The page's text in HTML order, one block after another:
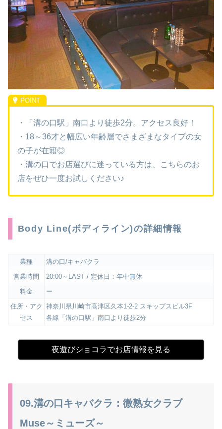
・「溝の口駅」南口より徒歩2分。アクセス良好！
・18～36才と幅広い年齢層でさまざまなタイプの女
の子が在籍◎
・溝の口でお店選びに迷っている方は、こちらのお
店をぜひ一度お試しください♪
Body Line(ボディライン)の詳細情報
業種
溝の口/キャバクラ
営業時間
20:00～LAST / 定休日：年中無休
料金
ー
住所・アク
セス
神奈川県川崎市高津区久本1-2-2 スキップスビル3F
各線「溝の口駅」南口より徒歩2分
夜遊びショコラでお店情報を見る
09.溝の口キャバクラ：微熟女クラブ
Muse～ミューズ～